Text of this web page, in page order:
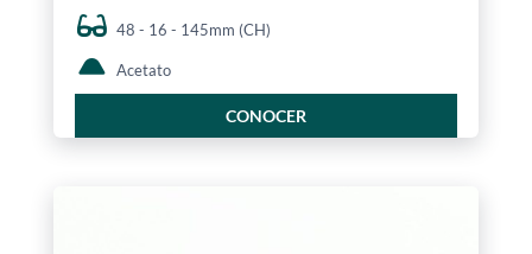
48 - 16 - 145mm (CH)
Acetato
CONOCER